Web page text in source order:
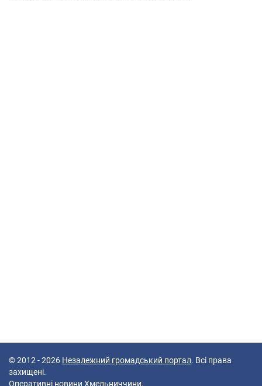
© 2012 - 2026 Незалежний громадський портал. Всі права
захищені.
Оперативні новини Хмельниччини.